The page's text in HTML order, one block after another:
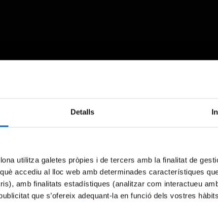
Detalls
utilitza galetes pròpies i de tercers amb la finalitat de
accediu al lloc web amb determinades característiques
amb finalitats estadístiques (analitzar com interactueu
que s’ofereix adequant-la en funció dels vostres
An error occurred, please try again later.
Try again